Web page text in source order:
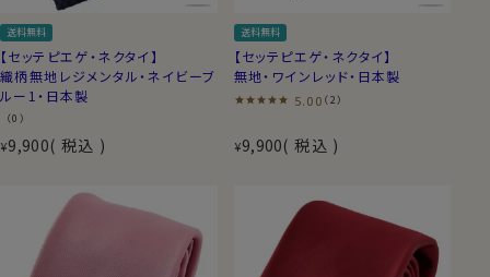
手間と高い技術を要し、熟練された職人のみが作る事
の出来るハンドメイドで、日本においても制作できる所
は数社しかない希少な日本製の高級ネクタイです｡
※セッテピエゲは、３本セット割引の対象外となりま
■ ozieのセッテピエ
ゲのネクタイ
送料無料
【セッテピエゲ・ネクタイ】
織柄無地レジメンタル・ネイビーブ
ルー1・日本製
（0）
¥9,900 税込
送料無料
【セッテピエゲ・ネクタイ】
無地・ワインレッド・日本製
5.00 （2）
¥9,900 税込